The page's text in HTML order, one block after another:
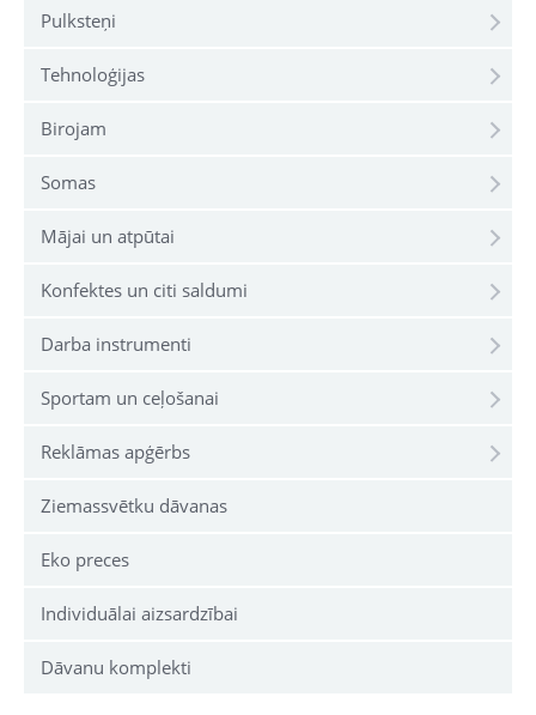
Pulksteņi
Tehnoloģijas
Birojam
Somas
Mājai un atpūtai
Konfektes un citi saldumi
Darba instrumenti
Sportam un ceļošanai
Reklāmas apģērbs
Ziemassvētku dāvanas
Eko preces
Individuālai aizsardzībai
Dāvanu komplekti